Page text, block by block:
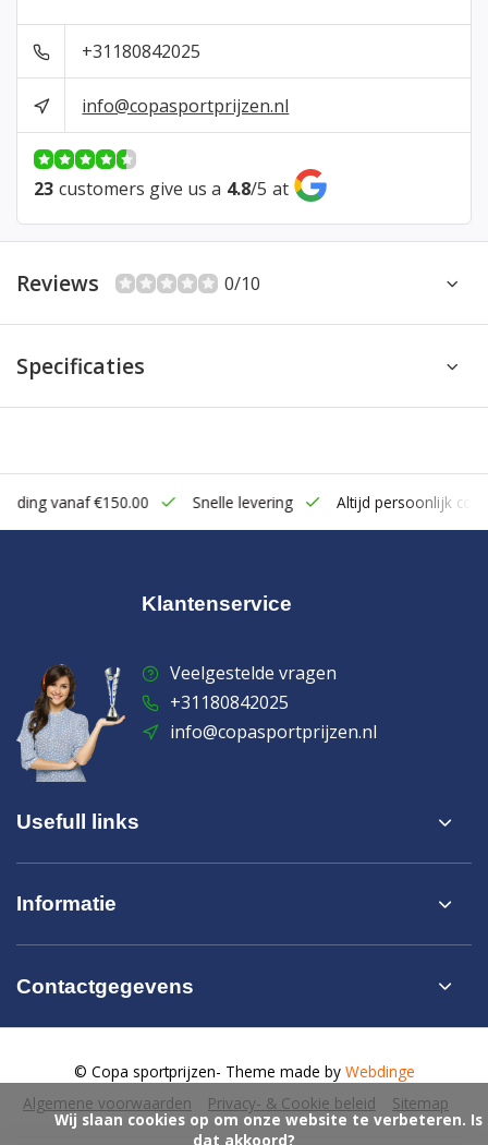
+31180842025
info@copasportprijzen.nl
23 customers give us a 4.8/5 at
Reviews 0/10
Specificaties
vanaf €150.00 Snelle levering Altijd persoonlijk
Klantenservice
Veelgestelde vragen
+31180842025
info@copasportprijzen.nl
Usefull links
Informatie
Contactgegevens
Algemene voorwaarden Privacy- & Cookie beleid Sitemap
© Copa sportprijzen- Theme made by Webdinge
            Wij slaan cookies op om onze website te verbeteren. Is
dat akkoord?